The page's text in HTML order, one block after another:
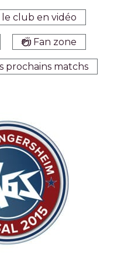
club en vidéo
Fan zone
prochains matchs